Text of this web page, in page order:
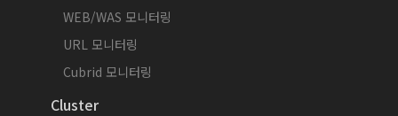
WEB/WAS 모니터링
URL 모니터링
Cubrid 모니터링
Cluster